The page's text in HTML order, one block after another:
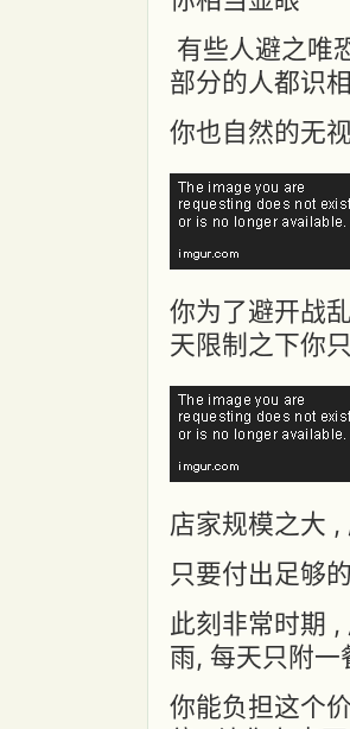
有些人避之唯
部分的人都识
你也自然的无
你为了避开战
天限制之下你
店家规模之大
只要付出足够
此刻非常时期
雨, 每天只附
你能负担这个